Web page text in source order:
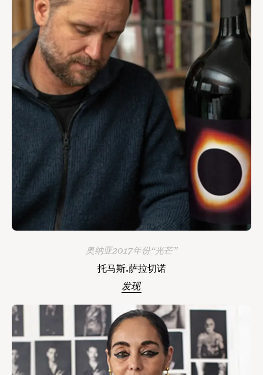
奥纳亚2017年份“光芒”
托马斯.萨拉切诺
发现